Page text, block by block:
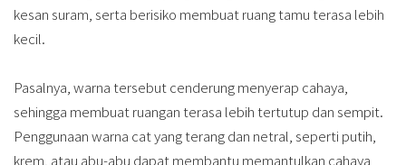
kesan suram, serta berisiko membuat ruang tamu terasa lebih
kecil.
Pasalnya, warna tersebut cenderung menyerap cahaya,
sehingga membuat ruangan terasa lebih tertutup dan sempit.
Penggunaan warna cat yang terang dan netral, seperti putih,
krem, atau abu-abu dapat membantu memantulkan cahaya